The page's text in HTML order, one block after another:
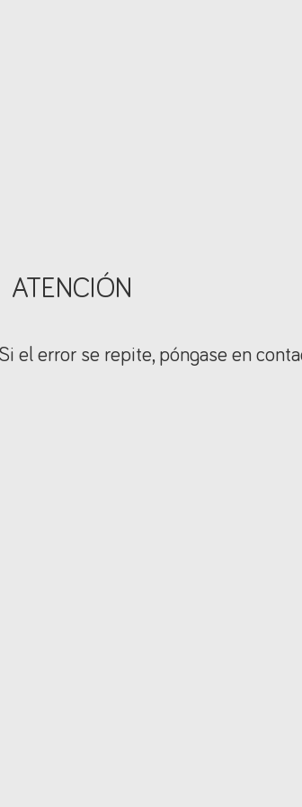
ATENCIÓN
el error se repite, póngase en